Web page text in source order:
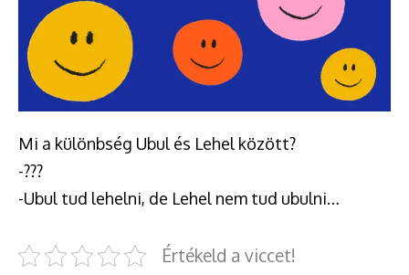
Mi a különbség Ubul és Lehel között?
-???
-Ubul tud lehelni, de Lehel nem tud ubulni…
Értékeld a viccet!